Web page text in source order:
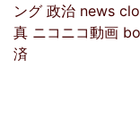
ング 政治 news
真 ニコニコ動画
済